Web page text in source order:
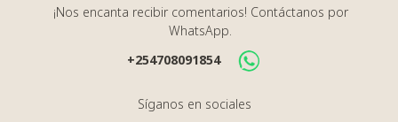
¡Nos encanta recibir comentarios! Contáctanos por
WhatsApp.
+254708091854
Síganos en sociales